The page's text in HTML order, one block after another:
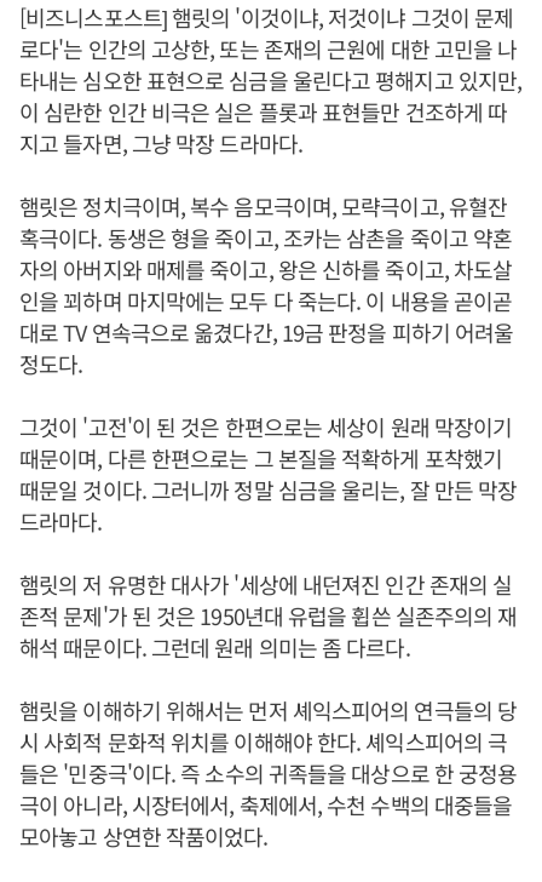
[비즈니스포스트] 햄릿의 '이것이냐, 저것이냐 그것이 문제
로다'는 인간의 고상한, 또는 존재의 근원에 대한 고민을 나
타내는 심오한 표현으로 심금을 울린다고 평해지고 있지만,
이 심란한 인간 비극은 실은 플롯과 표현들만 건조하게 따
지고 들자면, 그냥 막장 드라마다.
햄릿은 정치극이며, 복수 음모극이며, 모략극이고, 유혈잔
혹극이다. 동생은 형을 죽이고, 조카는 삼촌을 죽이고 약혼
자의 아버지와 매제를 죽이고, 왕은 신하를 죽이고, 차도살
인을 꾀하며 마지막에는 모두 다 죽는다. 이 내용을 곧이곧
대로 TV 연속극으로 옮겼다간, 19금 판정을 피하기 어려울
정도다.
그것이 '고전'이 된 것은 한편으로는 세상이 원래 막장이기
때문이며, 다른 한편으로는 그 본질을 적확하게 포착했기
때문일 것이다. 그러니까 정말 심금을 울리는, 잘 만든 막장
드라마다.
햄릿의 저 유명한 대사가 '세상에 내던져진 인간 존재의 실
존적 문제'가 된 것은 1950년대 유럽을 휩쓴 실존주의의 재
해석 때문이다. 그런데 원래 의미는 좀 다르다.
햄릿을 이해하기 위해서는 먼저 셰익스피어의 연극들의 당
시 사회적 문화적 위치를 이해해야 한다. 셰익스피어의 극
들은 '민중극'이다. 즉 소수의 귀족들을 대상으로 한 궁정용
극이 아니라, 시장터에서, 축제에서, 수천 수백의 대중들을
모아놓고 상연한 작품이었다.